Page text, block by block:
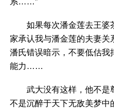
如果每次潘金莲去王婆
家承认我与潘金莲的夫妻关
潘氏错误暗示，不要低估我
能力……
武大没有这样，他不是
不是沉醉于天下无敌美梦中